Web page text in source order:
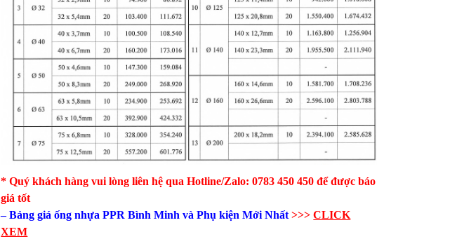
* Quý khách hàng vui lòng liên hệ qua Hotline/Zalo: 0783 450 450 để được báo
giá tốt
– Bảng giá ống nhựa PPR Bình Minh và Phụ kiện​ Mới Nhất >>>CLICK
XEM